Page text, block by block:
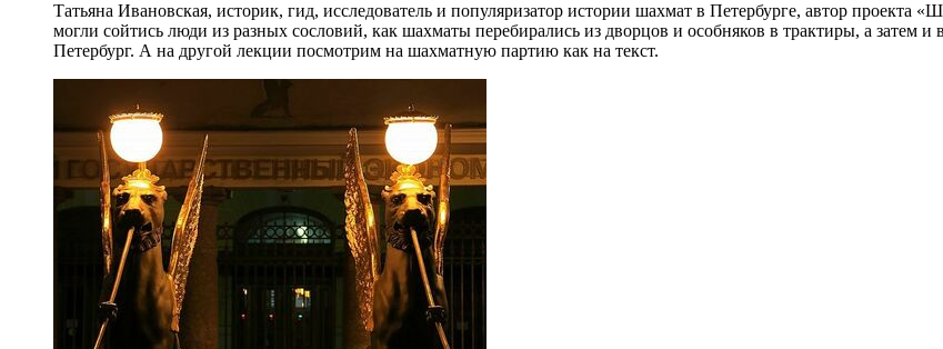
Татьяна Ивановская, историк, гид, исследователь и популяризатор истории шахмат в Петербурге, автор проекта
могли сойтись люди из разных сословий, как шахматы перебирались из дворцов и особняков в трактиры, а затем
Петербург. А на другой лекции посмотрим на шахматную партию как на текст.